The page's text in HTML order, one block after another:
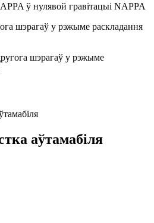
ў нулявой гравітацыі NAPPA
шэрагаў у рэжыме
аўтамабіля